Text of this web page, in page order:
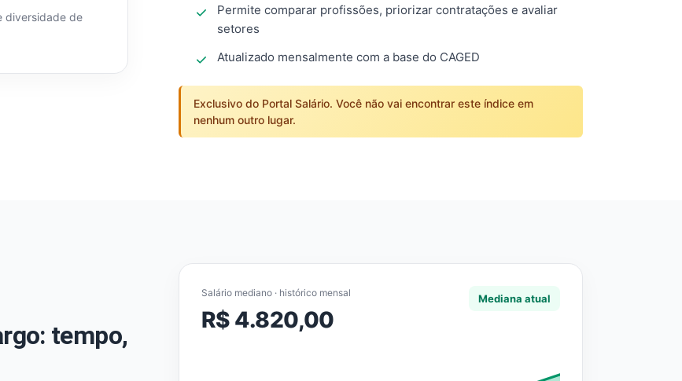
Permite comparar profissões, priorizar contratações e avaliar
setores
Atualizado mensalmente com a base do CAGED
Exclusivo do Portal Salário. Você não vai encontrar este índice em
nenhum outro lugar.
diversidade de
tempo,
Salário mediano · histórico mensal
R$ 4.820,00
Mediana atual